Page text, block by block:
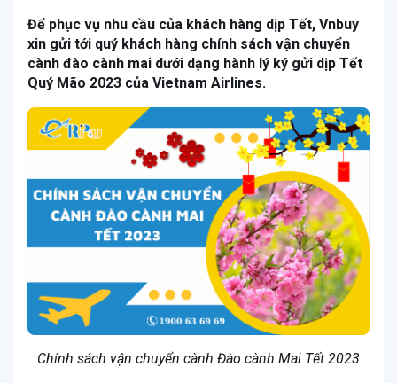
Để phục vụ nhu cầu của khách hàng dịp Tết, Vnbuy
xin gửi tới quý khách hàng chính sách vận chuyển
cành đào cành mai dưới dạng hành lý ký gửi dịp Tết
Quý Mão 2023 của Vietnam Airlines.
Chính sách vận chuyển cành Đào cành Mai Tết 2023